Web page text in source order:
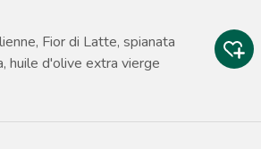
Fior di Latte, spianata
huile d'olive extra vierge